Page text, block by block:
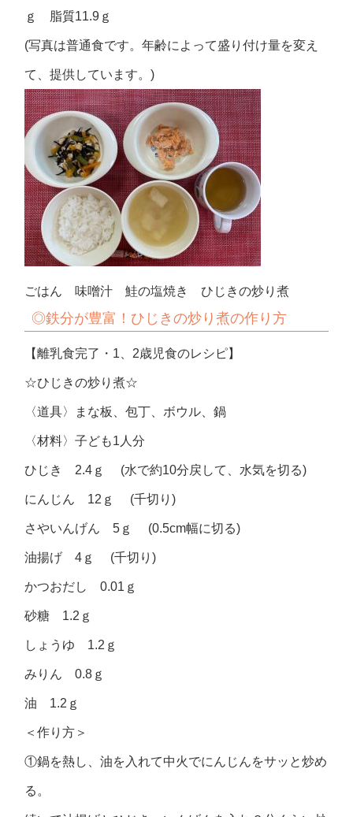
ｇ 脂質11.9ｇ
(写真は普通食です。年齢によって盛り付け量を変え
て、提供しています。)
ごはん 味噌汁 鮭の塩焼き ひじきの炒り煮
◎鉄分が豊富！ひじきの炒り煮の作り方
【離乳食完了・1、2歳児食のレシピ】
☆ひじきの炒り煮☆
〈道具〉まな板、包丁、ボウル、鍋
〈材料〉子ども1人分
ひじき 2.4ｇ (水で約10分戻して、水気を切る)
にんじん 12ｇ (千切り)
さやいんげん 5ｇ (0.5cm幅に切る)
油揚げ 4ｇ (千切り)
かつおだし 0.01ｇ
砂糖 1.2ｇ
しょうゆ 1.2ｇ
みりん 0.8ｇ
油 1.2ｇ
＜作り方＞
①鍋を熱し、油を入れて中火でにんじんをサッと炒め
る。